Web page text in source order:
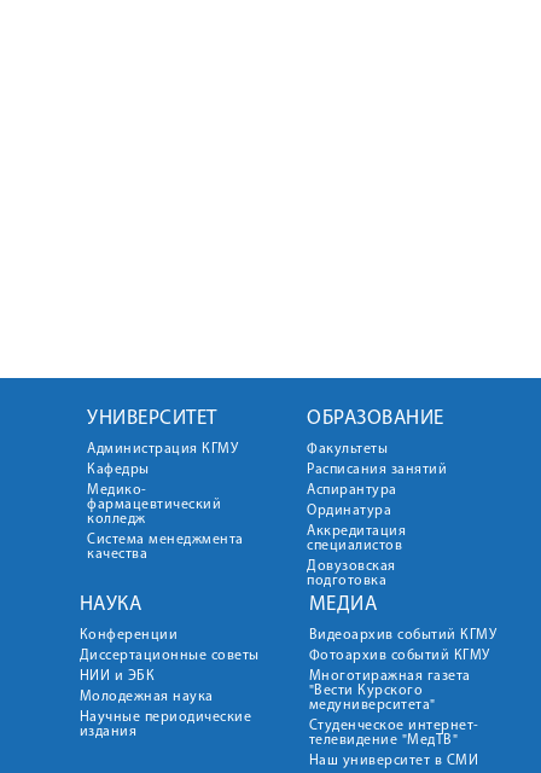
УНИВЕРСИТЕТ
Администрация КГМУ
Кафедры
Медико-
фармацевтический
колледж
Система менеджмента
качества
ОБРАЗОВАНИЕ
Факультеты
Расписания занятий
Аспирантура
Ординатура
Аккредитация
специалистов
Довузовская
подготовка
НАУКА
Конференции
Диссертационные советы
НИИ и ЭБК
Молодежная наука
Научные периодические
издания
МЕДИА
Видеоархив событий КГМУ
Фотоархив событий КГМУ
Многотиражная газета
"Вести Курского
медуниверситета"
Студенческое интернет-
телевидение "МедТВ"
Наш университет в СМИ